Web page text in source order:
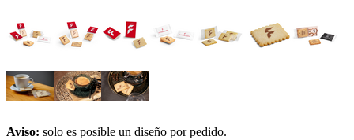
Aviso: solo es posible un diseño por pedido.